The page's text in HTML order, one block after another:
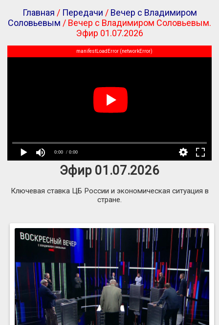
Главная / Передачи / Вечер с Владимиром
Соловьевым / Вечер с Владимиром Соловьевым.
Эфир 01.07.2026
0:00 / 0:00
manifestLoadError (networkError)
Эфир 01.07.2026
Ключевая ставка ЦБ России и экономическая ситуация в
стране.